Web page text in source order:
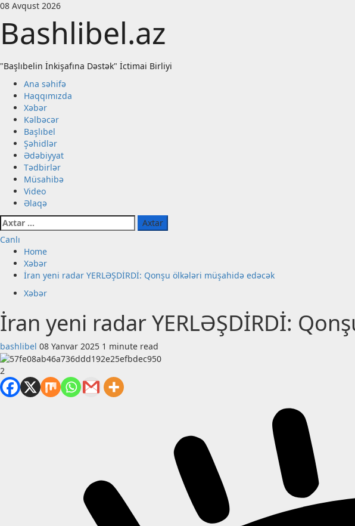
Skip
content
08 Avqust 2026
Bashlibel.az
"Başlıbelin İnkişafına Dəstək" İctimai Birliyi
Primary
Menu
Ana səhifə
Haqqımızda
Xəbər
Kəlbəcər
Başlıbel
Şəhidlər
Ədəbiyyat
Tədbirlər
Müsahibə
Video
Əlaqə
Axtarış:
Canlı
Home
Xəbər
İran yeni radar YERLƏŞDİRDİ: Qonşu ölkələri müşahidə edəcək
Xəbər
İran yeni radar YERLƏŞDİRDİ:
bashlibel 08 Yanvar 2025 1 minute read
2